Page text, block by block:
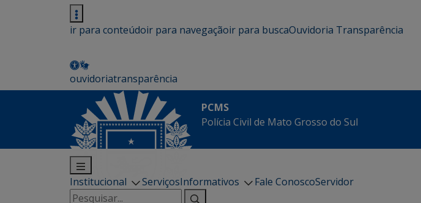
ir para conteúdoir para navegaçãoir para buscaOuvidoria Transparência
ouvidoriatransparência
PCMS
Polícia Civil de Mato Grosso do Sul
Institucional ServiçosInformativos Fale ConoscoServidor
Pesquisar